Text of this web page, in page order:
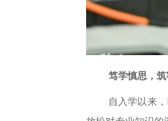
笃学慎思，
自入学以来